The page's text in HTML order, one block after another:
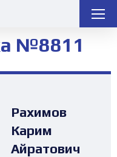
№8811
Рахимов
Карим
Айратович